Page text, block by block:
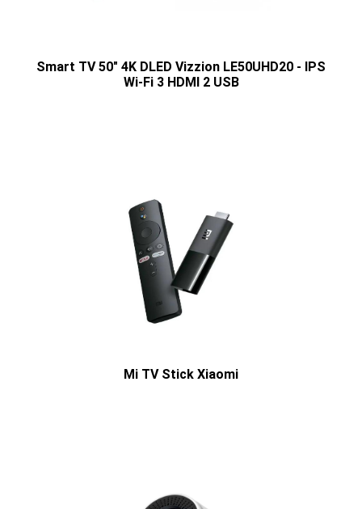
Smart TV 50" 4K DLED Vizzion LE50UHD20 - IPS
Wi-Fi 3 HDMI 2 USB
Mi TV Stick Xiaomi